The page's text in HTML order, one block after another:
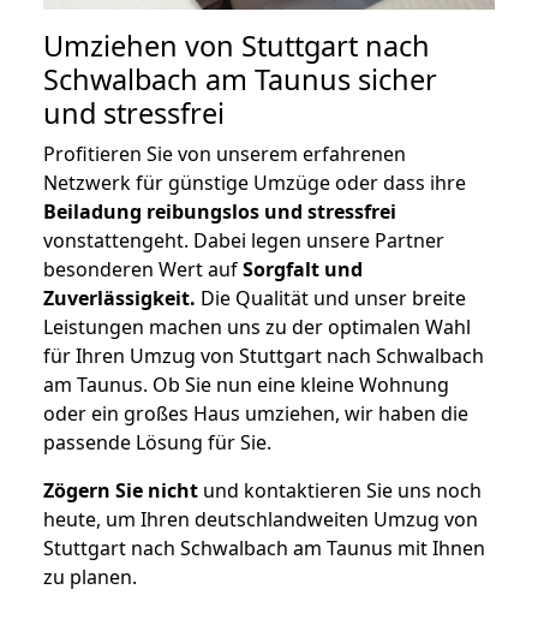
Umziehen von Stuttgart nach
Schwalbach am Taunus sicher
und stressfrei
Profitieren Sie von unserem erfahrenen
Netzwerk für günstige Umzüge oder dass ihre
Beiladung reibungslos und stressfrei
vonstattengeht. Dabei legen unsere Partner
besonderen Wert aufSorgfalt und
Zuverlässigkeit. Die Qualität und unser breite
Leistungen machen uns zu der optimalen Wahl
für Ihren Umzug von Stuttgart nach Schwalbach
am Taunus. Ob Sie nun eine kleine Wohnung
oder ein großes Haus umziehen, wir haben die
passende Lösung für Sie.
Zögern Sie nicht und kontaktieren Sie uns noch
heute, um Ihren deutschlandweiten Umzug von
Stuttgart nach Schwalbach am Taunus mit Ihnen
zu planen.